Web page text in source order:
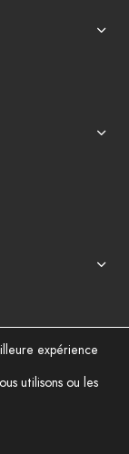
expérience
utilisons ou les